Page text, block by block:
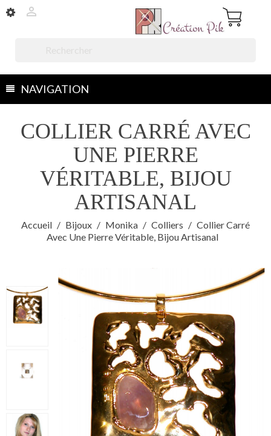


NAVIGATION
COLLIER CARRÉ AVEC
UNE PIERRE
VÉRITABLE, BIJOU
ARTISANAL
Accueil Bijoux Monika Colliers
Collier Carré
Avec Une Pierre Véritable, Bijou Artisanal